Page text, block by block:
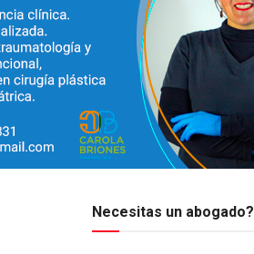
Necesitas un abogado?